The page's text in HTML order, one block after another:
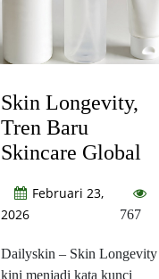
Skin Longevity,
Tren Baru
Skincare Global
Februari 23,
2026
767
Dailyskin – Skin Longevity
kini menjadi kata kunci